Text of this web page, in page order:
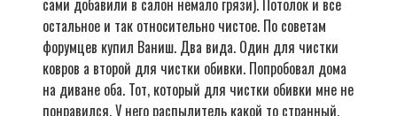
сами добавили в салон немало грязи). Потолок и все
остальное и так относительно чистое. По советам
форумцев купил Ваниш. Два вида. Один для чистки
ковров а второй для чистки обивки. Попробовал дома
на диване оба. Тот, который для чистки обивки мне не
понравился. У него распылитель какой то странный,